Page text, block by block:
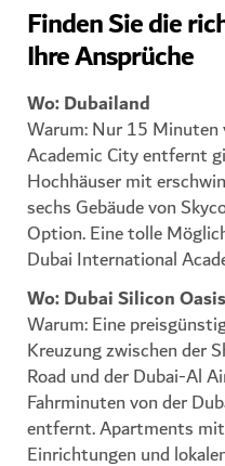
Finden Sie die
Ihre Ansprüche
Wo: Dubailand
Warum: Nur 15
Academic City entfernt
Hochhäuser mit
sechs Gebäude von
Option. Eine tolle
Dubai International
Wo: Dubai Silicon Oasis
Warum: Eine
Kreuzung zwischen der
Road und der Dubai-Al
Fahrminuten von der
entfernt. Apartments
Einrichtungen und